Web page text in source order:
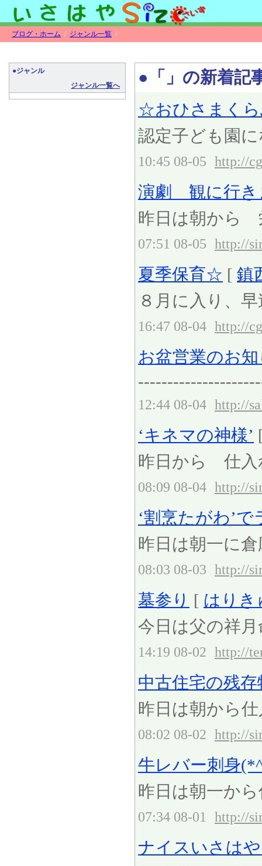
ブログ・ホーム / ジャンル一覧 /
●ジャンル
ジャンル一覧へ
●「」の新着記
☆おひさまく
認定子ども園
10:45 08-05 http://
演劇 観に行き
昨日は朝から
07:51 08-05 http://
夏季保育☆ [ 鎮
８月に入り、
16:47 08-04 http://
お盆営業のお
12:44 08-04 http://
‘キネマの神様’
昨日から 仕入
08:09 08-04 http://
‘割烹たがわ’
昨日は朝一に
08:03 08-03 http://
墓参り [ はり
今日は父の祥
14:19 08-02 http://
中古住宅の残
昨日は朝から
08:02 08-02 http://
牛レバー刺身
昨日は朝一か
07:34 08-01 http://
ナイスいさはや